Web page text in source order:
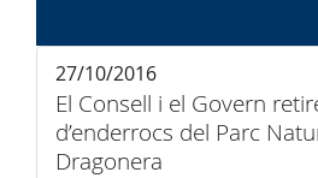
El Consell i el Govern
d’enderrocs del Parc
Dragonera
27/10/2016